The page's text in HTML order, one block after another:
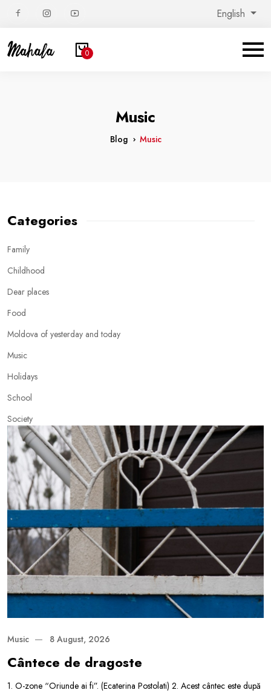
English
0
Music
Blog Music
Categories
Family
Childhood
Dear places
Food
Moldova of yesterday and today
Music
Holidays
School
Society
Music 8 August, 2026
Cântece de dragoste
1. O-zone “Oriunde ai fi”. (Ecaterina Postolati) 2. Acest cântec este după